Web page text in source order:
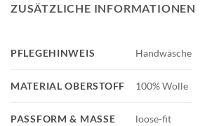
ZUSÄTZLICHE INFORMATIONEN
PFLEGEHINWEIS Handwäsche
MATERIAL OBERSTOFF 100% Wolle
PASSFORM & MASSE loose-fit